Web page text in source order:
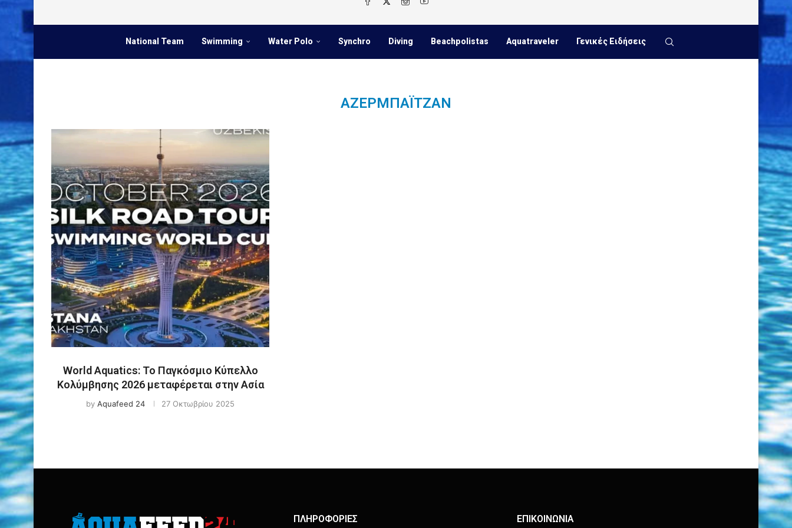
National Team Swimming Water Polo Synchro Diving Beachpolistas Aquatraveler Γενικές Ειδήσεις
ΑΖΕΡΜΠΑΪΤΖΆΝ
World Aquatics: Το Παγκόσμιο Κύπελλο
Κολύμβησης 2026 μεταφέρεται στην Ασία
by Aquafeed 24 27 Οκτωβρίου 2025
ΠΛΗΡΟΦΟΡΙΕΣ ΕΠΙΚΟΙΝΩΝΙΑ